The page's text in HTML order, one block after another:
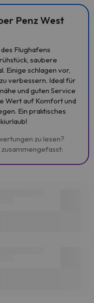
Penz West
Flughafens
saubere
Einige schlagen vor,
verbessern. Ideal für
und guten Service
Wert auf Komfort und
Ein praktisches
zu lesen?